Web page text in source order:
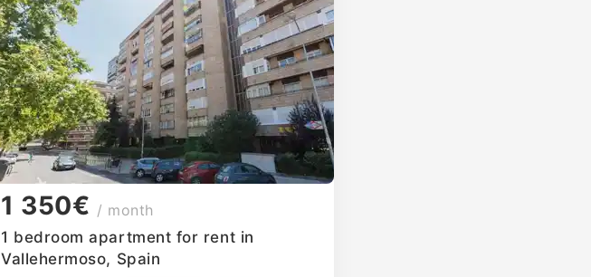
1 350€ / month
1 bedroom apartment for rent in
Vallehermoso, Spain